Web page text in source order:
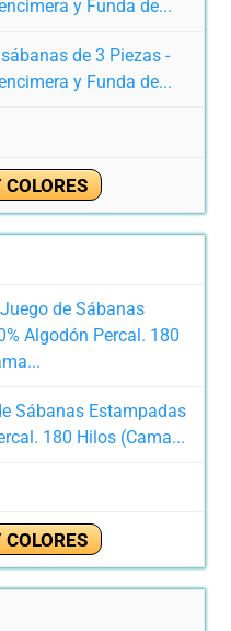
de 3 Piezas -
y Funda de...
Sábanas Estampadas
180 Hilos (Cama...